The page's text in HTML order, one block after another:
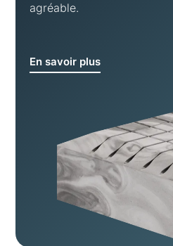
agréable.
En savoir plus